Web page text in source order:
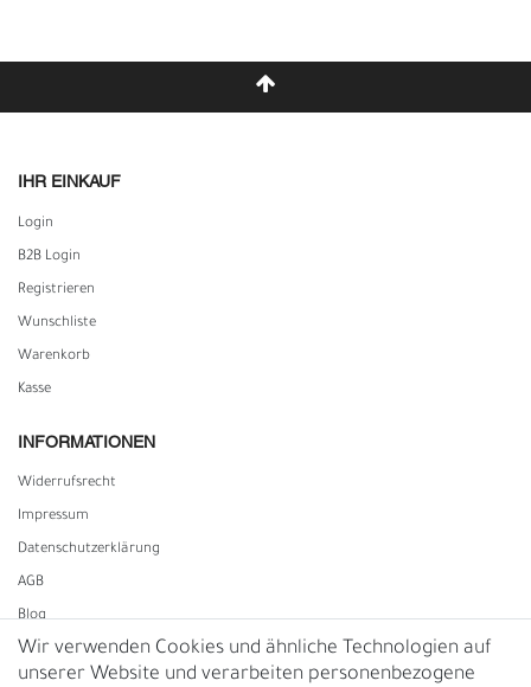
IHR EINKAUF
Login
B2B Login
Registrieren
Wunschliste
Warenkorb
Kasse
INFORMATIONEN
Widerrufs­recht
Impressum
Daten­schutz­erklärung
AGB
Blog
Vertrag widerrufen
Wir verwenden Cookies und ähnliche Technologien auf
unserer Website und verarbeiten personenbezogene